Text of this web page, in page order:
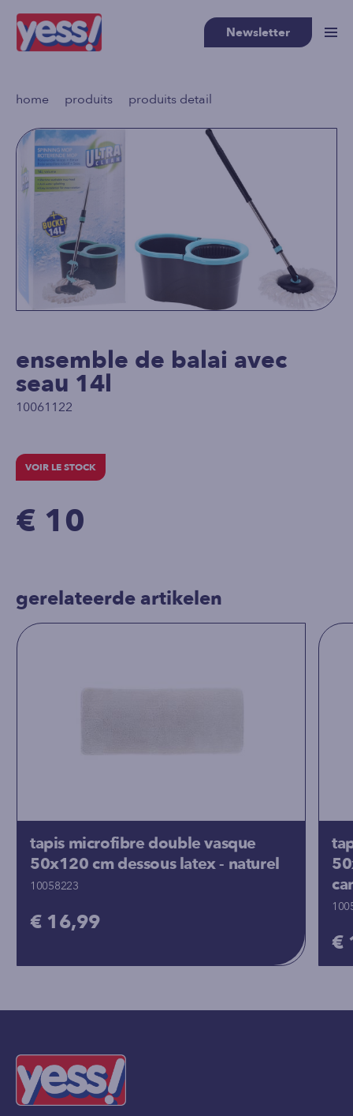
Newsletter
home produits produits detail
ensemble de balai avec
seau 14l
10061122
VOIR LE STOCK
€ 10
gerelateerde artikelen
tapis microfibre double vasque
50x120 cm dessous latex - naturel
10058223
€ 16,99
€